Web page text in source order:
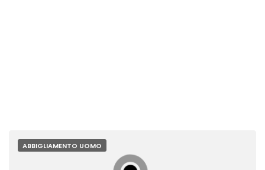
ABBIGLIAMENTO UOMO